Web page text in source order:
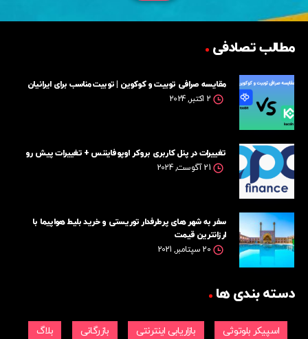
مطالب تصادفی
مقایسه صرافی توبیت و کوکوین | توبیت مناسب برای ایرانیان
2 اکتبر, 2024
تغییرات در پنل کاربری بروکر اوپوفایننس + تغییرات پیش رو
21 آگوست, 2024
سفر به شهر های پرطرفدار توریستی و خرید بلیط هواپیما با
ارزانترین قیمت
20 سپتامبر, 2021
دسته بندی ها
اسپیکر بلوتوثی بازاریابی اینترنتی بازرگانی بلاگ